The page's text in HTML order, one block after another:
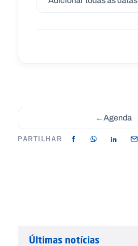
←Agenda
PARTILHAR
Últimas notícias